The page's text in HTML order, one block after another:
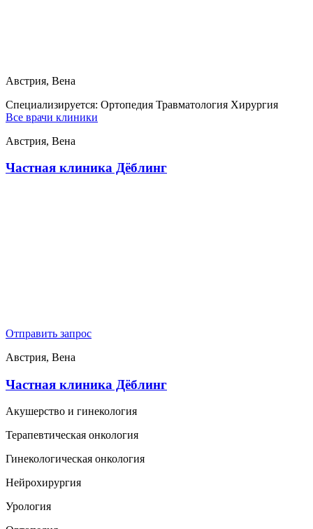
Австрия, Вена
Специализируется: Ортопедия Травматология Хирургия
Все врачи клиники
Австрия, Вена
Частная клиника Дёблинг
Отправить запрос
Австрия, Вена
Частная клиника Дёблинг
Акушерство и гинекология
Терапевтическая онкология
Гинекологическая онкология
Нейрохирургия
Урология